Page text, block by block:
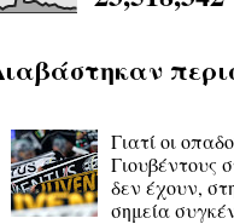
Γιατί οι
Γιουβέντους
δεν έχουν,
σημεία